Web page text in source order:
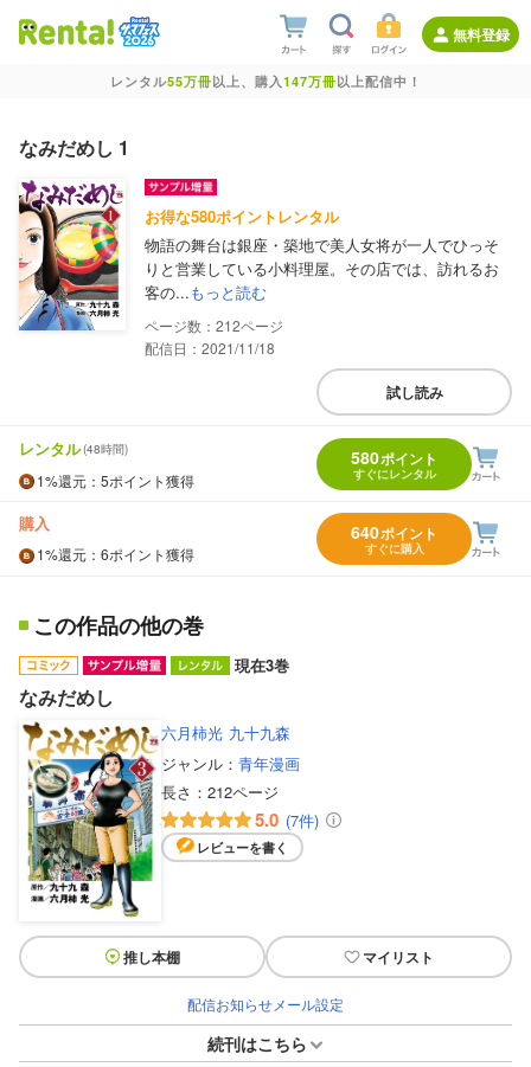
無料登録
レンタル55万冊以上、購入147万冊以上配信中！
なみだめし 1
お得な580ポイントレンタル
物語の舞台は銀座・築地で美人女将が一人でひっそ
りと営業している小料理屋。その店では、訪れるお
客の...もっと読む
212
配信日：2021/11/18
試し読み
レンタル(48時間)
1%還元 ：5ポイント獲得
580ポイント
すぐにレンタル
購入
1%還元 ：6ポイント獲得
640ポイント
すぐに購入
この作品の他の巻
現在3巻
なみだめし
六月柿光 九十九森
ジャンル： 青年漫画
長さ： 212ページ
5.0 (7件)
レビューを書く
推し本棚 マイリスト
配信お知らせメール設定
続刊はこちら